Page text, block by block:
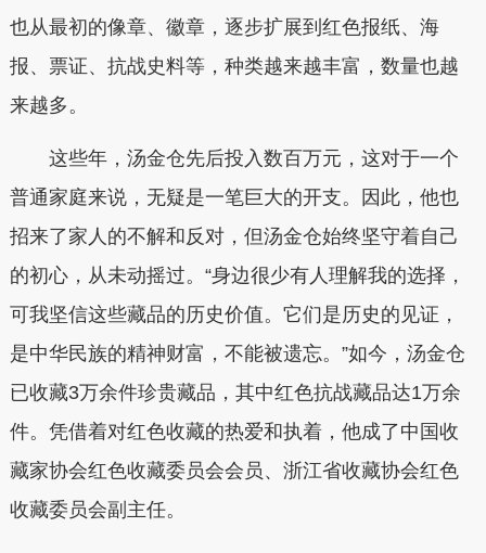
也从最初的像章、徽章，逐步扩展到红色报纸、海
报、票证、抗战史料等，种类越来越丰富，数量也越
来越多。
这些年，汤金仓先后投入数百万元，这对于一个
普通家庭来说，无疑是一笔巨大的开支。因此，他也
招来了家人的不解和反对，但汤金仓始终坚守着自己
的初心，从未动摇过。“身边很少有人理解我的选择，
可我坚信这些藏品的历史价值。它们是历史的见证，
是中华民族的精神财富，不能被遗忘。”如今，汤金仓
已收藏3万余件珍贵藏品，其中红色抗战藏品达1万余
件。凭借着对红色收藏的热爱和执着，他成了中国收
藏家协会红色收藏委员会会员、浙江省收藏协会红色
收藏委员会副主任。